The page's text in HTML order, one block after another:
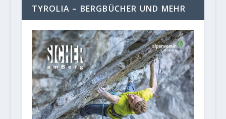
TYROLIA – BERGBÜCHER UND MEHR